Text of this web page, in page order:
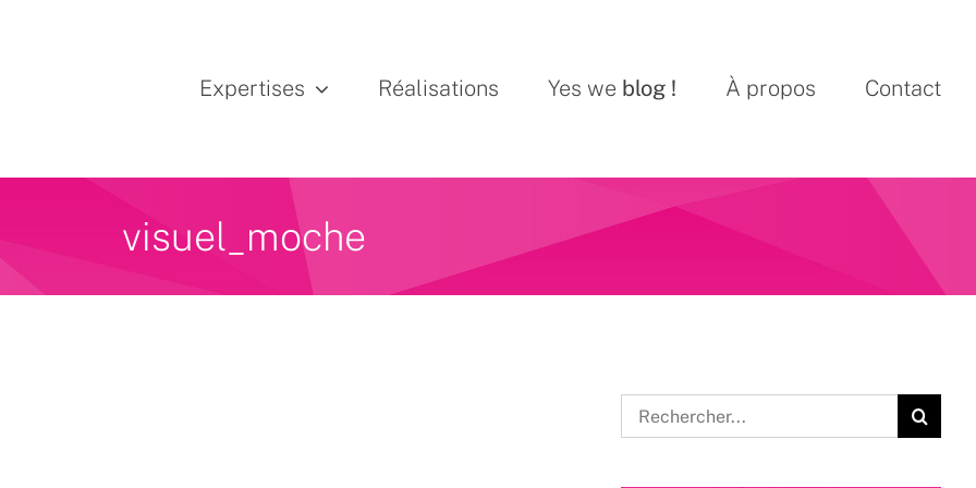
Expertises Réalisations Yes we blog ! À propos Contact
visuel_moche
Rechercher: